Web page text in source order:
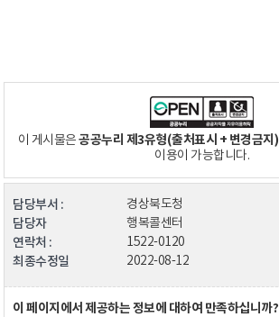
이 게시물은공공누리 제3유형(출처표시 + 변경금지)
이용이 가능합니다.
담당부서 : 경상북도청
담당자 행복콜센터
연락처 : 1522-0120
최종수정일 2022-08-12
이 페이지에서 제공하는 정보에 대하여 만족하십니까?